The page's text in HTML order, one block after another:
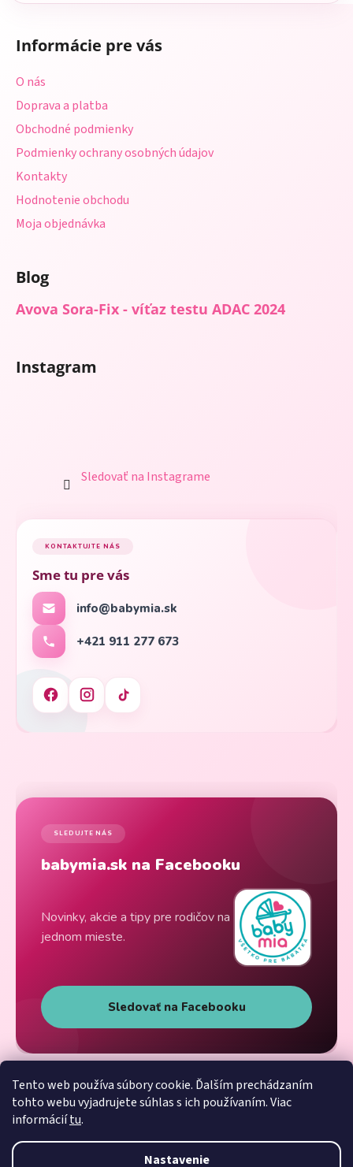
Tento web používa súbory cookie. Ďalším prechádzaním
tohto webu vyjadrujete súhlas s ich používaním. Viac
informáciítu.
Nastavenie
Informácie pre vás
O nás
Doprava a platba
Obchodné podmienky
Podmienky ochrany osobných údajov
Kontakty
Hodnotenie obchodu
Moja objednávka
Blog
Avova Sora-Fix - víťaz testu ADAC 2024
Instagram
Sledovať na Instagrame
KONTAKTUJTE NÁS
Sme tu pre vás
info@babymia.sk
+421 911 277 673
SLEDUJTE NÁS
babymia.sk na Facebooku
Novinky, akcie a tipy pre rodičov na
jednom mieste.
Sledovať na Facebooku